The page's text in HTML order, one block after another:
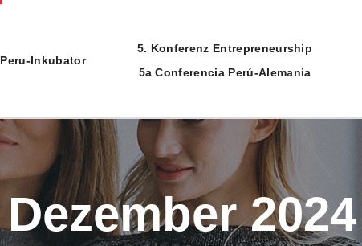
Peru-Inkubator
5. Konferenz Entrepreneurship
5a Conferencia Perú-Alemania
Dezember 2024